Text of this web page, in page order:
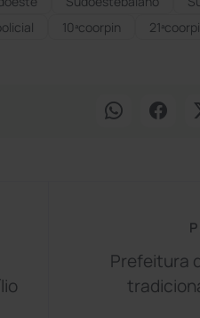
10ªcoorpin
Prefeitura